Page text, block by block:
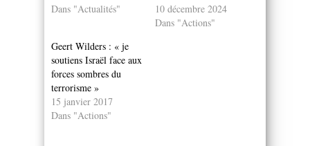
Dans "Actualités"
10 décembre 2024
Dans "Actions"
Geert Wilders : « je
soutiens Israël face aux
forces sombres du
terrorisme »
15 janvier 2017
Dans "Actions"